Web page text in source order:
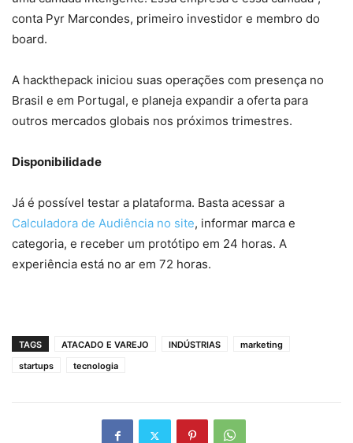
conta Pyr Marcondes, primeiro investidor e membro do
board.
A hackthepack iniciou suas operações com presença no
Brasil e em Portugal, e planeja expandir a oferta para
outros mercados globais nos próximos trimestres.
Disponibilidade
Já é possível testar a plataforma. Basta acessar a
Calculadora de Audiência no site, informar marca e
categoria, e receber um protótipo em 24 horas. A
experiência está no ar em 72 horas.
TAGS ATACADO E VAREJO INDÚSTRIAS
marketing
startups
tecnologia